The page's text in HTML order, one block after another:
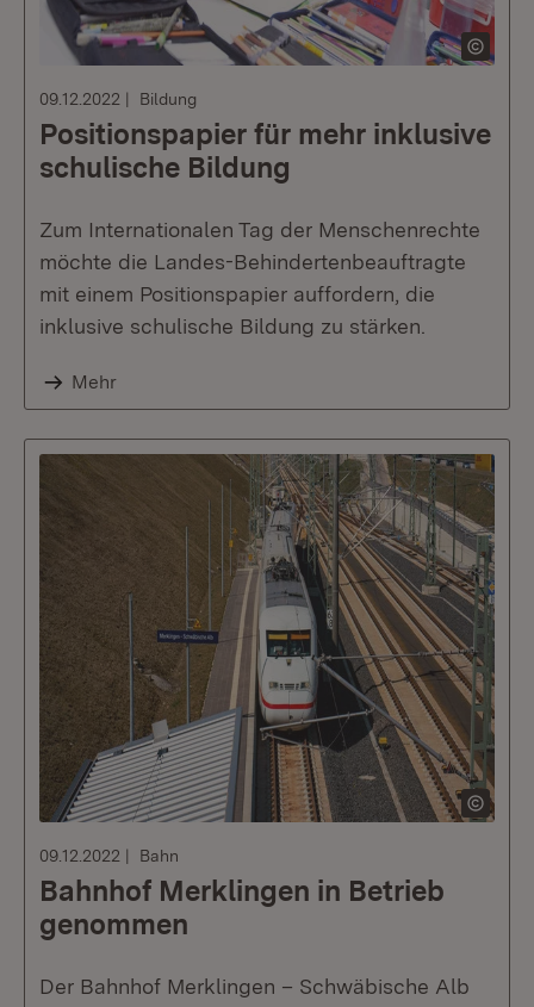
09.12.2022 Bildung
Positionspapier für mehr inklusive
schulische Bildung
Zum Internationalen Tag der Menschenrechte
möchte die Landes-Behindertenbeauftragte
mit einem Positionspapier auffordern, die
inklusive schulische Bildung zu stärken.
Mehr
09.12.2022 Bahn
Bahnhof Merklingen in Betrieb
genommen
Der Bahnhof Merklingen – Schwäbische Alb